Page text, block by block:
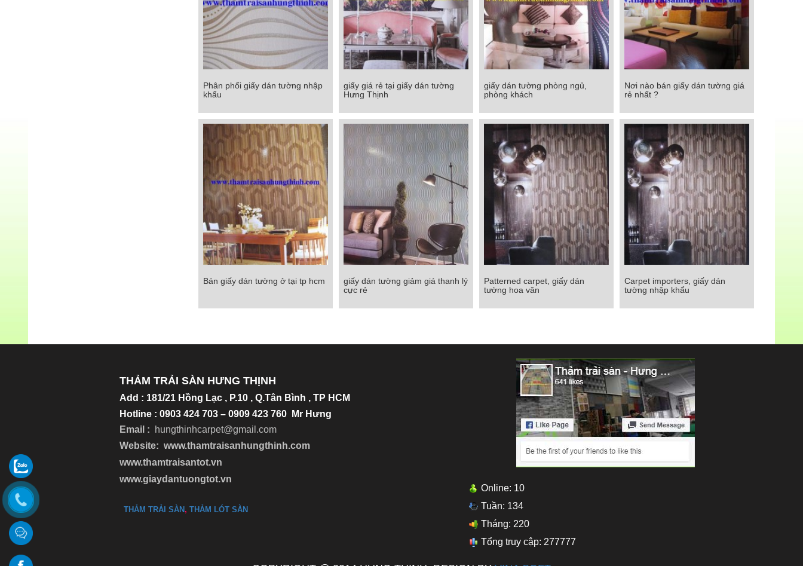
Phân phối giấy dán tường nhập
Chi tiết
Phân phối giấy dán tường nhập
khẩu
giấy giá rẻ tại giấy dán tường
Chi tiết
giấy giá rẻ tại giấy dán tường
Hưng Thịnh
giấy dán tường phòng ngủ,
Chi tiết
giấy dán tường phòng ngủ,
phòng khách
Nơi nào bán giấy dán tường giá
Chi tiết
Nơi nào bán giấy dán tường giá
rẻ nhất ?
Bán giấy dán tường ở tại tp hcm
Bán giấy dán tường ở tại tp hcm
giấy dán tường giảm giá thanh lý
giấy dán tường giảm giá thanh lý
cực rẻ
Patterned carpet, giấy dán tường
Patterned carpet, giấy dán
tường hoa văn
Carpet importers, giấy dán
Carpet importers, giấy dán
tường nhập khẩu
THẢM TRẢI SÀN HƯNG THỊNH
Add : 181/21 Hồng Lạc , P.10 , Q.Tân Bình , TP HCM
Hotline : 0903 424 703 – 0909 423 760 Mr Hưng
Email :
hungthinhcarpet@gmail.com
Website: www.thamtraisanhungthinh.com
www.thamtraisantot.vn
www.giaydantuongtot.vn
THẢM TRẢI SÀN , THẢM LÓT SÀN
Online: 10
Tuần: 134
Tháng: 220
Tổng truy cập: 277777